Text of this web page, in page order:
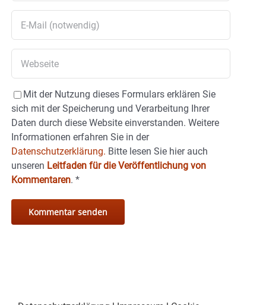
Mit der Nutzung dieses Formulars erklären Sie
sich mit der Speicherung und Verarbeitung Ihrer
Daten durch diese Website einverstanden. Weitere
Informationen erfahren Sie in der
Datenschutzerklärung. Bitte lesen Sie hier auch
unseren Leitfaden für die Veröffentlichung von
Kommentaren. *